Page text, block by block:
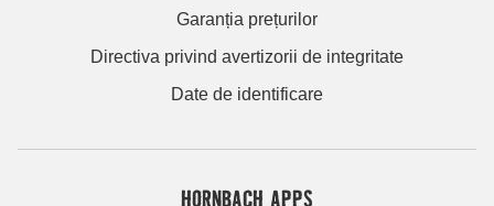
Garanția prețurilor
Directiva privind avertizorii de integritate
Date de identificare
HORNBACH APPS